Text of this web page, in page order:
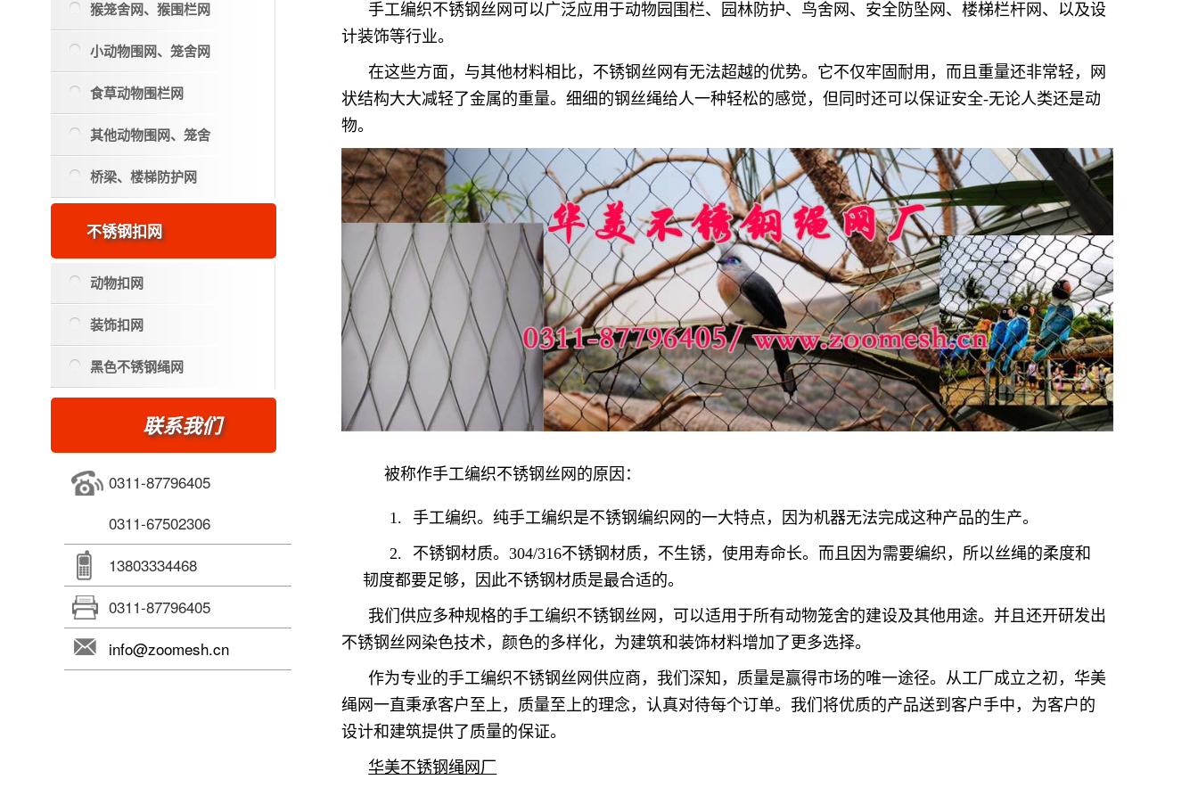
猴笼舍网、猴围栏网
小动物围网、笼舍网
食草动物围栏网
其他动物围网、笼舍
桥梁、楼梯防护网
不锈钢扣网
动物扣网
装饰扣网
黑色不锈钢绳网
联系我们
0311-87796405
0311-67502306
13803334468
0311-87796405
info@zoomesh.cn
手工编织不锈钢丝网可以广泛应用于动物园围栏、园林防护、鸟舍网、安全防坠网、楼梯栏杆网、以及设
计装饰等行业。
在这些方面，与其他材料相比，不锈钢丝网有无法超越的优势。它不仅牢固耐用，而且重量还非常轻，网
状结构大大减轻了金属的重量。细细的钢丝绳给人一种轻松的感觉，但同时还可以保证安全-无论人类还是动
物。
被称作手工编织不锈钢丝网的原因：
1.
手工编织。纯手工编织是不锈钢编织网的一大特点，因为机器无法完成这种产品的生产。
2.
不锈钢材质。304/316不锈钢材质，不生锈，使用寿命长。而且因为需要编织，所以丝绳的柔度和
韧度都要足够，因此不锈钢材质是最合适的。
我们供应多种规格的手工编织不锈钢丝网，可以适用于所有动物笼舍的建设及其他用途。并且还开研发出
不锈钢丝网染色技术，颜色的多样化，为建筑和装饰材料增加了更多选择。
作为专业的手工编织不锈钢丝网供应商，我们深知，质量是赢得市场的唯一途径。从工厂成立之初，华美
绳网一直秉承客户至上，质量至上的理念，认真对待每个订单。我们将优质的产品送到客户手中，为客户的
设计和建筑提供了质量的保证。
华美不锈钢绳网厂